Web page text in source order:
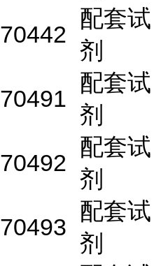
70442
配套试
剂
70491
配套试
剂
70492
配套试
剂
70493
配套试
剂